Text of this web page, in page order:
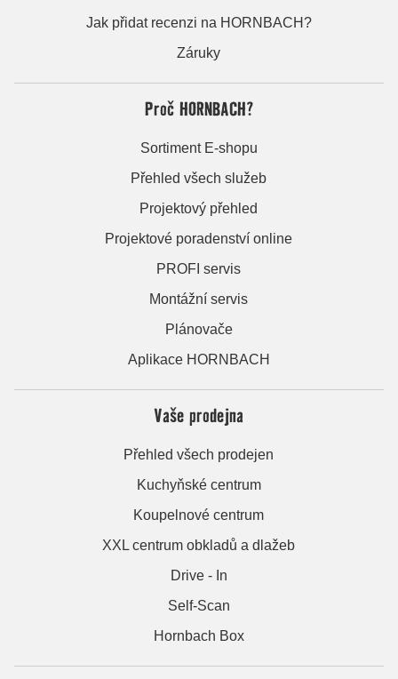
Jak přidat recenzi na HORNBACH?
Záruky
Proč HORNBACH?
Sortiment E-shopu
Přehled všech služeb
Projektový přehled
Projektové poradenství online
PROFI servis
Montážní servis
Plánovače
Aplikace HORNBACH
Vaše prodejna
Přehled všech prodejen
Kuchyňské centrum
Koupelnové centrum
XXL centrum obkladů a dlažeb
Drive - In
Self-Scan
Hornbach Box